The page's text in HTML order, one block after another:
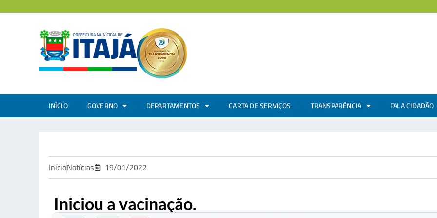
INÍCIO GOVERNO DEPARTAMENTOS CARTA DE SERVIÇOS TRANSPARÊNCIA FALA CIDADÃO
InícioNotícias 19/01/2022
Iniciou a vacinação.